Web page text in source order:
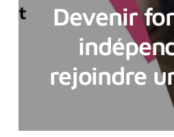
Devenir
rejoindre